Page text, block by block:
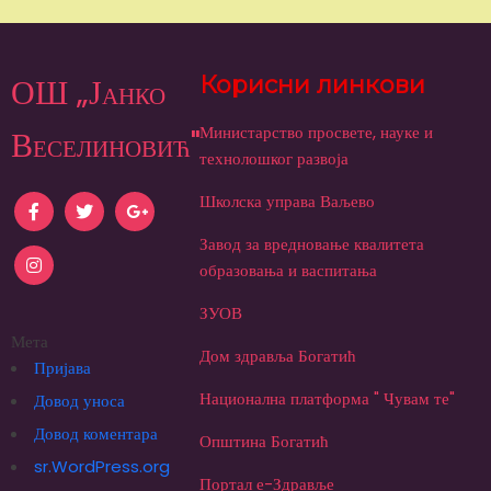
ОШ „Јанко
Веселиновић"
Мета
Пријава
Довод уноса
Довод коментара
sr.WordPress.org
Корисни линкови
Министарство просвете, науке и
технолошког развоја
Школска управа Ваљево
Завод за вредновање квалитета
образовања и васпитања
ЗУОВ
Дом здравља Богатић
Национална платформа " Чувам те"
Општина Богатић
Портал е-Здравље